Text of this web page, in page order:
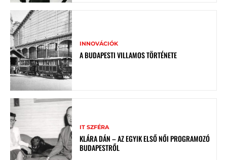
INNOVÁCIÓK
A BUDAPESTI VILLAMOS TÖRTÉNETE
IT SZFÉRA
KLÁRA DÁN – AZ EGYIK ELSŐ NŐI PROGRAMOZÓ
BUDAPESTRŐL